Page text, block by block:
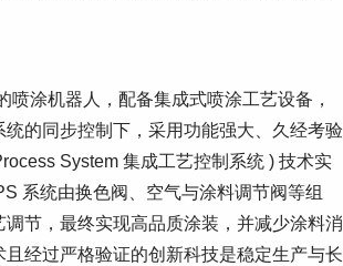
喷涂机器人，配备集成式喷涂工艺设备，
的同步控制下，采用功能强大、久经考验
System 集成工艺控制系统 ) 技术实
系统由换色阀、空气与涂料调节阀等组
调节，最终实现高品质涂装，并减少涂料消
经过严格验证的创新科技是稳定生产与长